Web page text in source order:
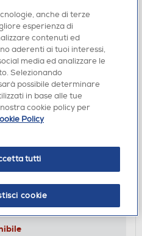
4K 32GX850A
anche di terze
esperienza di
contenuti ed
aderenti ai tuoi interessi,
media ed analizzare le
Selezionando
possibile determinare
in base alle tue
cookie policy per
Policy
tutti
cookie